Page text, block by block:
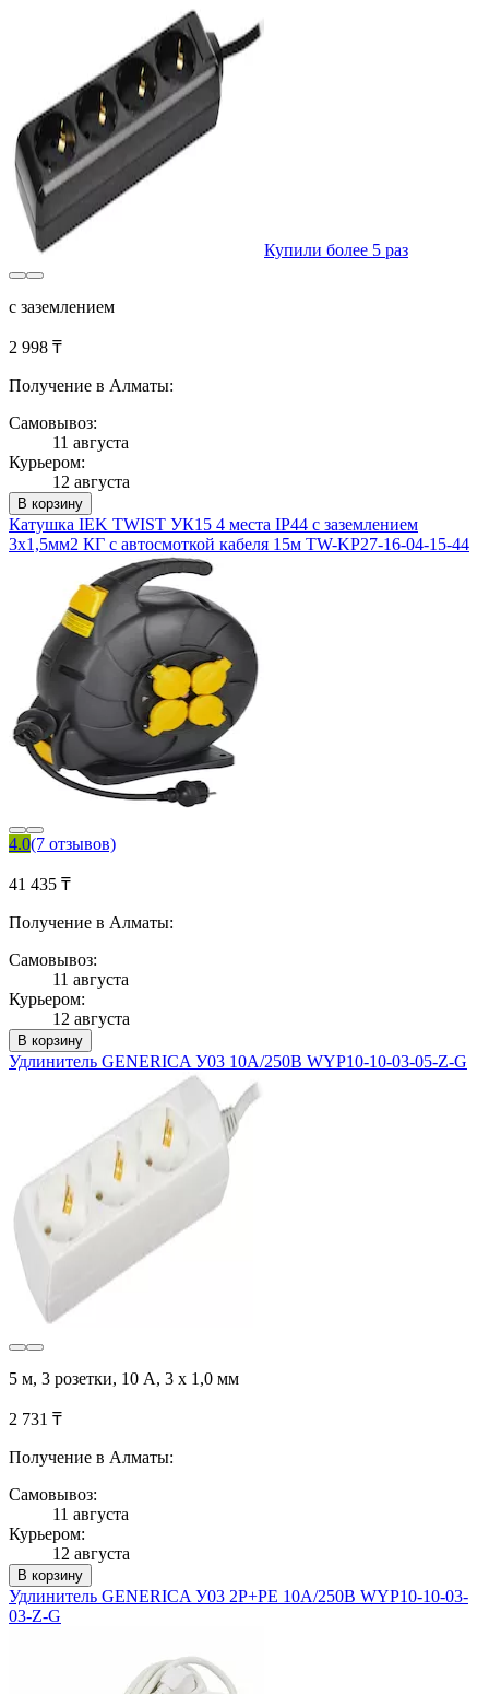
Купили более 5 раз
с заземлением
2 998 ₸
Получение в Алматы:
Самовывоз:
11 августа
Курьером:
12 августа
В корзину
Катушка IEK TWIST УК15 4 места IP44 с заземлением
3х1,5мм2 КГ с автосмоткой кабеля 15м TW-KP27-16-04-15-44
4.0(7 отзывов)
41 435 ₸
Получение в Алматы:
Самовывоз:
11 августа
Курьером:
12 августа
В корзину
Удлинитель GENERICA У03 10А/250В WYP10-10-03-05-Z-G
5 м, 3 розетки, 10 А, 3 х 1,0 мм
2 731 ₸
Получение в Алматы:
Самовывоз:
11 августа
Курьером:
12 августа
В корзину
Удлинитель GENERICA У03 2P+PE 10А/250В WYP10-10-03-
03-Z-G